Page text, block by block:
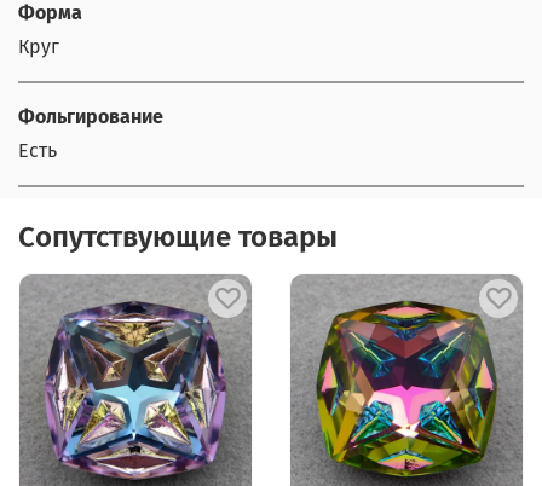
Форма
Круг
Фольгирование
Есть
Сопутствующие товары